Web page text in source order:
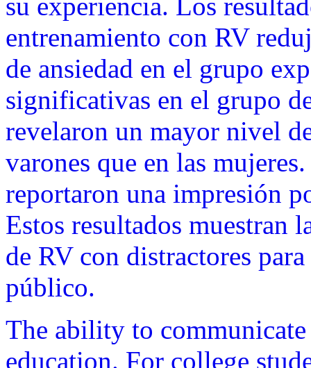
entrenamiento con RV
de ansiedad en el grupo
significativas en el grupo
revelaron un mayor nivel
varones que en las
reportaron una impresión
Estos resultados muestran
de RV con distractores
público.
The ability to
education. For college